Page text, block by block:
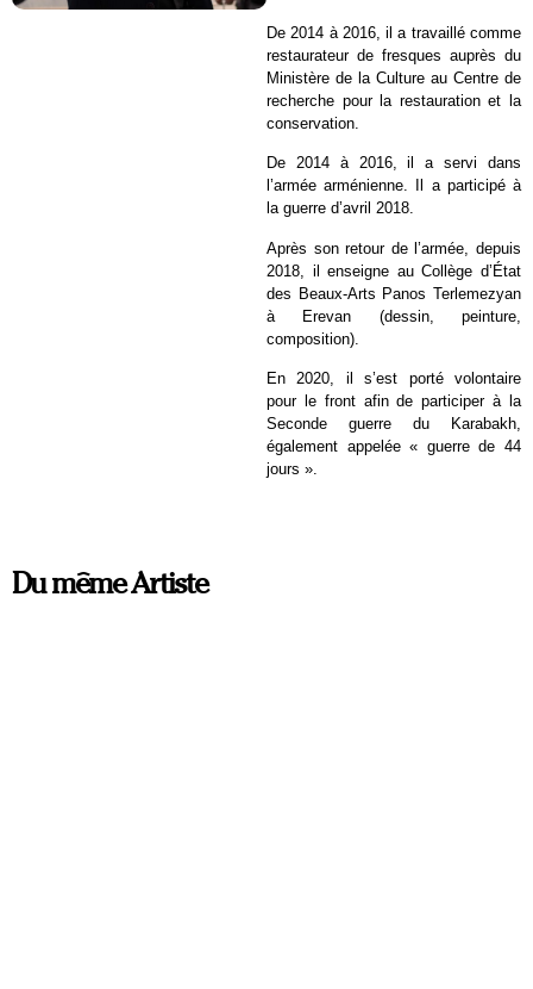
De 2014 à 2016, il a travaillé comme
restaurateur de fresques auprès du
Ministère de la Culture au Centre de
recherche pour la restauration et la
conservation.
De 2014 à 2016, il a servi dans
l’armée arménienne. Il a participé à
la guerre d’avril 2018.
Après son retour de l’armée, depuis
2018, il enseigne au Collège d’État
des Beaux-Arts Panos Terlemezyan
à Erevan (dessin, peinture,
composition).
En 2020, il s’est porté volontaire
pour le front afin de participer à la
Seconde guerre du Karabakh,
également appelée « guerre de 44
jours ».
Du même Artiste